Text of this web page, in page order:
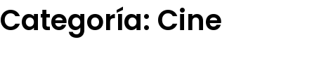
Categoría: Cine